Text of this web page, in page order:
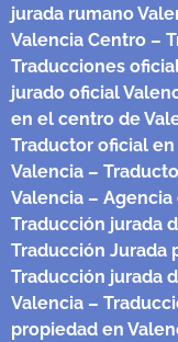
jurada rumano
Valencia Centro –
Traducciones
jurado oficial
en el centro de
Traductor oficial en
Valencia –
Valencia –
Traducción jurada
Traducción Jurada
Traducción jurada
Valencia –
propiedad en